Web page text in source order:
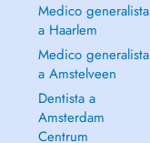
Medico generalista
a Haarlem
Medico generalista
a Amstelveen
Dentista a
Amsterdam
Centrum